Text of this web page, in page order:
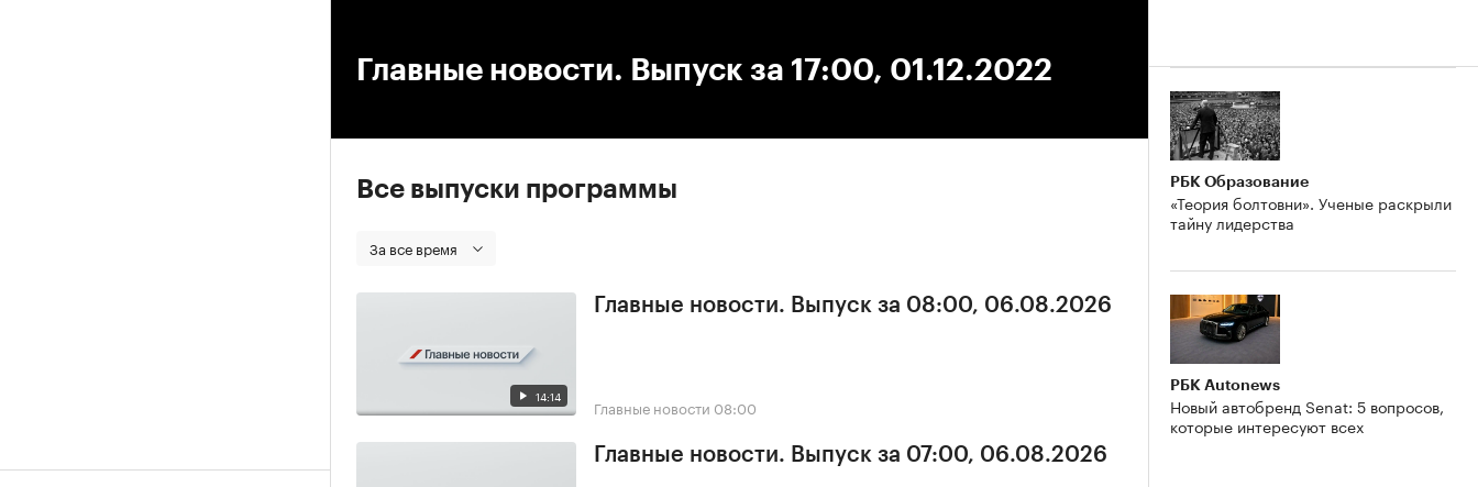
Главные новости. Выпуск за 17:00, 01.12.2022
Все выпуски программы
За все время
14:14
Главные новости. Выпуск за 08:00, 06.08.2026
Главные новости 08:00
Главные новости. Выпуск за 07:00, 06.08.2026
РБК Образование
«Теория болтовни». Ученые раскрыли
тайну лидерства
РБК Autonews
Новый автобренд Senat: 5 вопросов,
которые интересуют всех